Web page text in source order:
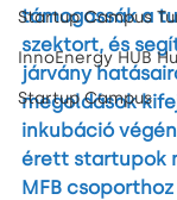
Startup Campus
InnoEnergy HUB
Startup Campus
támogassák a
szektort, és
járvány
megoldások
inkubáció
érett startupok
MFB